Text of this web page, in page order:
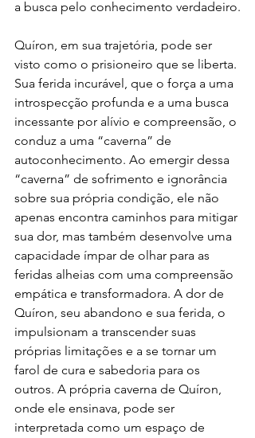
a busca pelo conhecimento verdadeiro.
Quíron, em sua trajetória, pode ser
visto como o prisioneiro que se liberta.
Sua ferida incurável, que o força a uma
introspecção profunda e a uma busca
incessante por alívio e compreensão, o
conduz a uma “caverna” de
autoconhecimento. Ao emergir dessa
“caverna” de sofrimento e ignorância
sobre sua própria condição, ele não
apenas encontra caminhos para mitigar
sua dor, mas também desenvolve uma
capacidade ímpar de olhar para as
feridas alheias com uma compreensão
empática e transformadora. A dor de
Quíron, seu abandono e sua ferida, o
impulsionam a transcender suas
próprias limitações e a se tornar um
farol de cura e sabedoria para os
outros. A própria caverna de Quíron,
onde ele ensinava, pode ser
interpretada como um espaço de